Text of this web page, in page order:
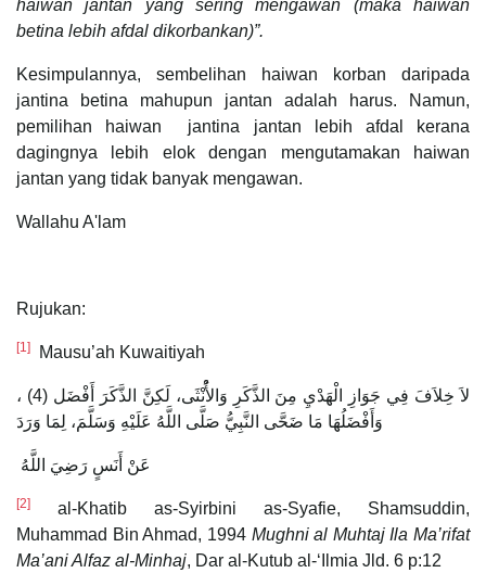
haiwan jantan yang sering mengawan (maka haiwan
betina lebih afdal dikorbankan)”.
Kesimpulannya, sembelihan haiwan korban daripada
jantina betina mahupun jantan adalah harus. Namun,
pemilihan haiwan jantina jantan lebih afdal kerana
dagingnya lebih elok dengan mengutamakan haiwan
jantan yang tidak banyak mengawan.
Wallahu A'lam
Rujukan:
[1] Mausu’ah Kuwaitiyah
لاَ خِلاَفَ فِي جَوَازِ الْهَدْيِ مِنَ الذَّكَرِ وَالأُْنْثَى، لَكِنَّ الذَّكَرَ أَفْضَل (4) ،
وَأَفْضَلُهَا مَا ضَحَّى النَّبِيُّ صَلَّى اللَّهُ عَلَيْهِ وَسَلَّمَ، لِمَا وَرَدَ
عَنْ أَنَسٍ رَضِيَ اللَّهُ
[2]
al-Khatib as-Syirbini as-Syafie, Shamsuddin,
Muhammad Bin Ahmad, 1994 Mughni al Muhtaj Ila Ma’rifat
Ma’ani Alfaz al-Minhaj, Dar al-Kutub al-‘Ilmia Jld. 6 p:12